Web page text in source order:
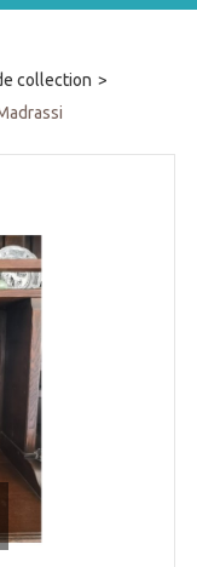
collection >